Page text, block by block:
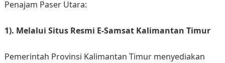
Penajam Paser Utara:
1). Melalui Situs Resmi E-Samsat Kalimantan Timur
Pemerintah Provinsi Kalimantan Timur menyediakan